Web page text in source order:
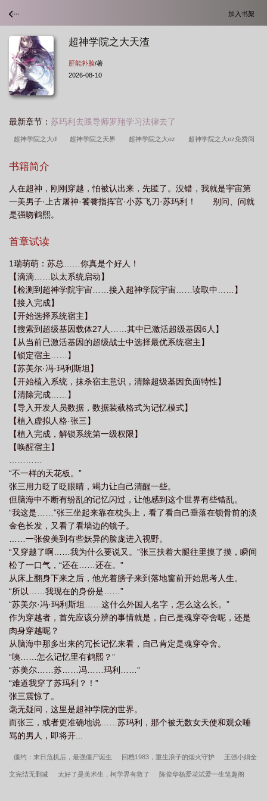
加入书架
超神学院之大天渣
肝能补脸/著
2026-08-10
最新章节： 苏玛利去跟导师罗翔学习法律去了
超神学院之大d 超神学院之天界 超神学院之大ez 超神学院之大ez免费阅
免费阅读
神学院大天使 超神学院之天神 超神学院之天渣系统 超神学院之成为天渣被
放逐的 超神学院之天渣 超神学院之大天使长免费阅读 超神学院天渣是
组 超神学院之大天渣txt无删减
渣免笔趣阁 超神学院之天神系统 超神学院之我是天渣
最新章节 超神学院之大天渣肝能补脸
之大ez! 超神学院大天渣笔趣阁
书籍简介
人在超神，刚刚穿越，怕被认出来，先匿了。没错，我就是宇宙第
一美男子·上古屠神·饕餮指挥官·小苏飞刀·苏玛利！ 别问、问就
是强吻鹤熙。
首章试读
1瑞萌萌：苏总……你真是个好人！
【滴滴……以太系统启动】
【检测到超神学院宇宙……接入超神学院宇宙……读取中……】
【接入完成】
【开始选择系统宿主】
【搜索到超级基因载体27人……其中已激活超级基因6人】
【从当前已激活基因的超级战士中选择最优系统宿主】
【锁定宿主……】
【苏美尔·冯·玛利斯坦】
【开始植入系统，抹杀宿主意识，清除超级基因负面特性】
【清除完成……】
【导入开发人员数据，数据装载格式为记忆模式】
【植入虚拟人格·张三】
【植入完成，解锁系统第一级权限】
【唤醒宿主】
“不一样的天花板。”
张三用力眨了眨眼睛，竭力让自己清醒一些。
但脑海中不断有纷乱的记忆闪过，让他感到这个世界有些错乱。
“我这是……”张三坐起来靠在枕头上，看了看自己垂落在锁骨前的淡
金色长发，又看了看墙边的镜子。
……一张俊美到有些妖异的脸庞进入视野。
“又穿越了啊……我为什么要说又。”张三扶着大腿往里摸了摸，瞬间
松了一口气，“还在……还在。”
从床上翻身下来之后，他光着膀子来到落地窗前开始思考人生。
“所以……我现在的身份是……”
“苏美尔·冯·玛利斯坦……这什么外国人名字，怎么这么长。”
作为穿越者，首先应该分辨的事情就是，自己是魂穿夺舍呢，还是
肉身穿越呢？
从脑海中那多出来的冗长记忆来看，自己肯定是魂穿夺舍。
“咦……怎么记忆里有鹤熙？”
“苏美尔……苏……冯……玛利……”
“难道我穿了苏玛利？！”
张三震惊了。
毫无疑问，这里是超神学院的世界。
而张三，或者更准确地说……苏玛利，那个被无数女天使和观众唾
骂的男人，即将开...
僵约：末日危机后，最强僵尸诞生 回档1983，重生浪子的烟火守护 王强小娟全
文完结无删减 太好了是美术生，柯学界有救了 陈俊华杨爱花试爱一生笔趣阁